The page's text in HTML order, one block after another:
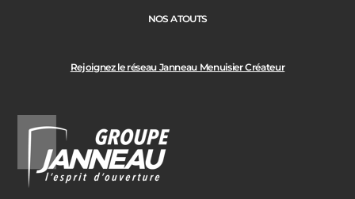
Rejoignez le réseau Janneau Menuisier Créateur
NOS ATOUTS